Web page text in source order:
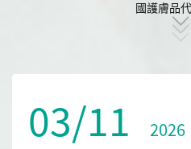
國護膚品
03/11
2026